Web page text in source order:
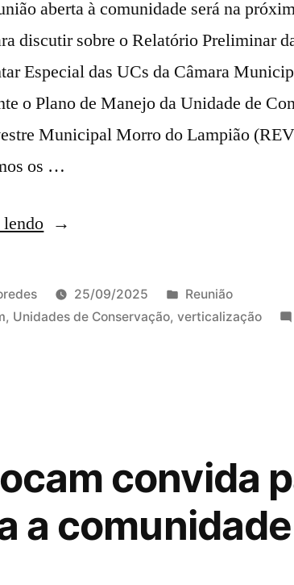
aberta à comunidade será na
discutir sobre o Relatório Preliminar
Especial das UCs da Câmara
o Plano de Manejo da Unidade de
Municipal Morro do Lampião
os …
“Reunião
no
dia
25/09/2025
Publicado
em
Reunião
, Unidades de Conservação,verticalização
convida
a comunidade